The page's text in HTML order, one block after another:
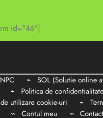
id="46"]
SOL (Solutie online
Politica de confidentialitate
utilizare cookie-uri
Contul meu
Contact